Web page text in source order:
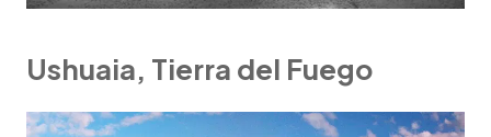
Ushuaia, Tierra del Fuego